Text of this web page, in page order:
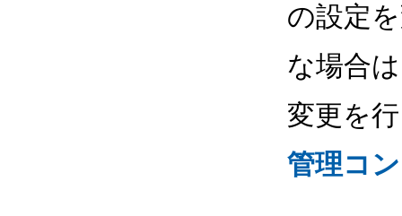
の設定
な場合
変更を
管理コ